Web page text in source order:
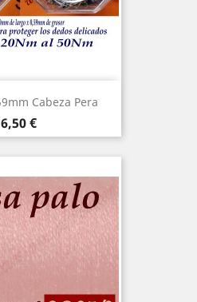
Cabeza Pera
Precio
6,50 €